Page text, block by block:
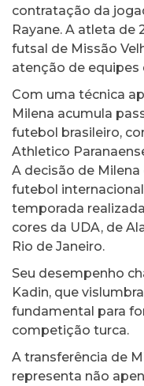
contratação da
Rayane. A atleta de
futsal de Missão
atenção de equipes
Com uma técnica
Milena acumula
futebol brasileiro,
Athletico
A decisão de
futebol
temporada
cores da UDA, de
Rio de Janeiro.
Seu desempenho
Kadin, que
fundamental para
competição turca.
A transferência de
representa não